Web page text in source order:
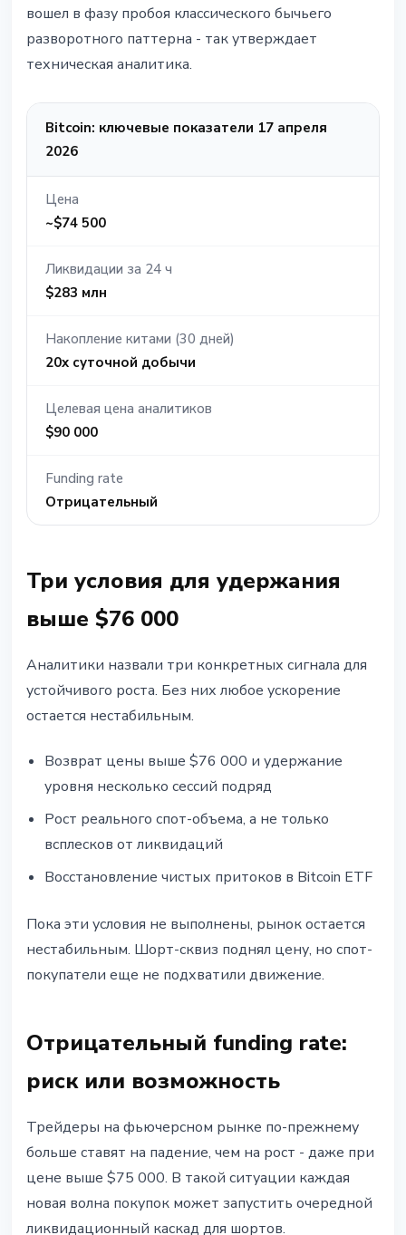
вошел в фазу пробоя классического бычьего
разворотного паттерна - так утверждает
техническая аналитика.
Bitcoin: ключевые показатели 17 апреля
2026
Цена
~$74 500
Ликвидации за 24 ч
$283 млн
Накопление китами (30 дней)
20x суточной добычи
Целевая цена аналитиков
$90 000
Funding rate
Отрицательный
Три условия для удержания
выше $76 000
Аналитики назвали три конкретных сигнала для
устойчивого роста. Без них любое ускорение
остается нестабильным.
Возврат цены выше $76 000 и удержание
уровня несколько сессий подряд
Рост реального спот-объема, а не только
всплесков от ликвидаций
Восстановление чистых притоков в Bitcoin ETF
Пока эти условия не выполнены, рынок остается
нестабильным. Шорт-сквиз поднял цену, но спот-
покупатели еще не подхватили движение.
Отрицательный funding rate:
риск или возможность
Трейдеры на фьючерсном рынке по-прежнему
больше ставят на падение, чем на рост - даже при
цене выше $75 000. В такой ситуации каждая
новая волна покупок может запустить очередной
ликвидационный каскад для шортов.